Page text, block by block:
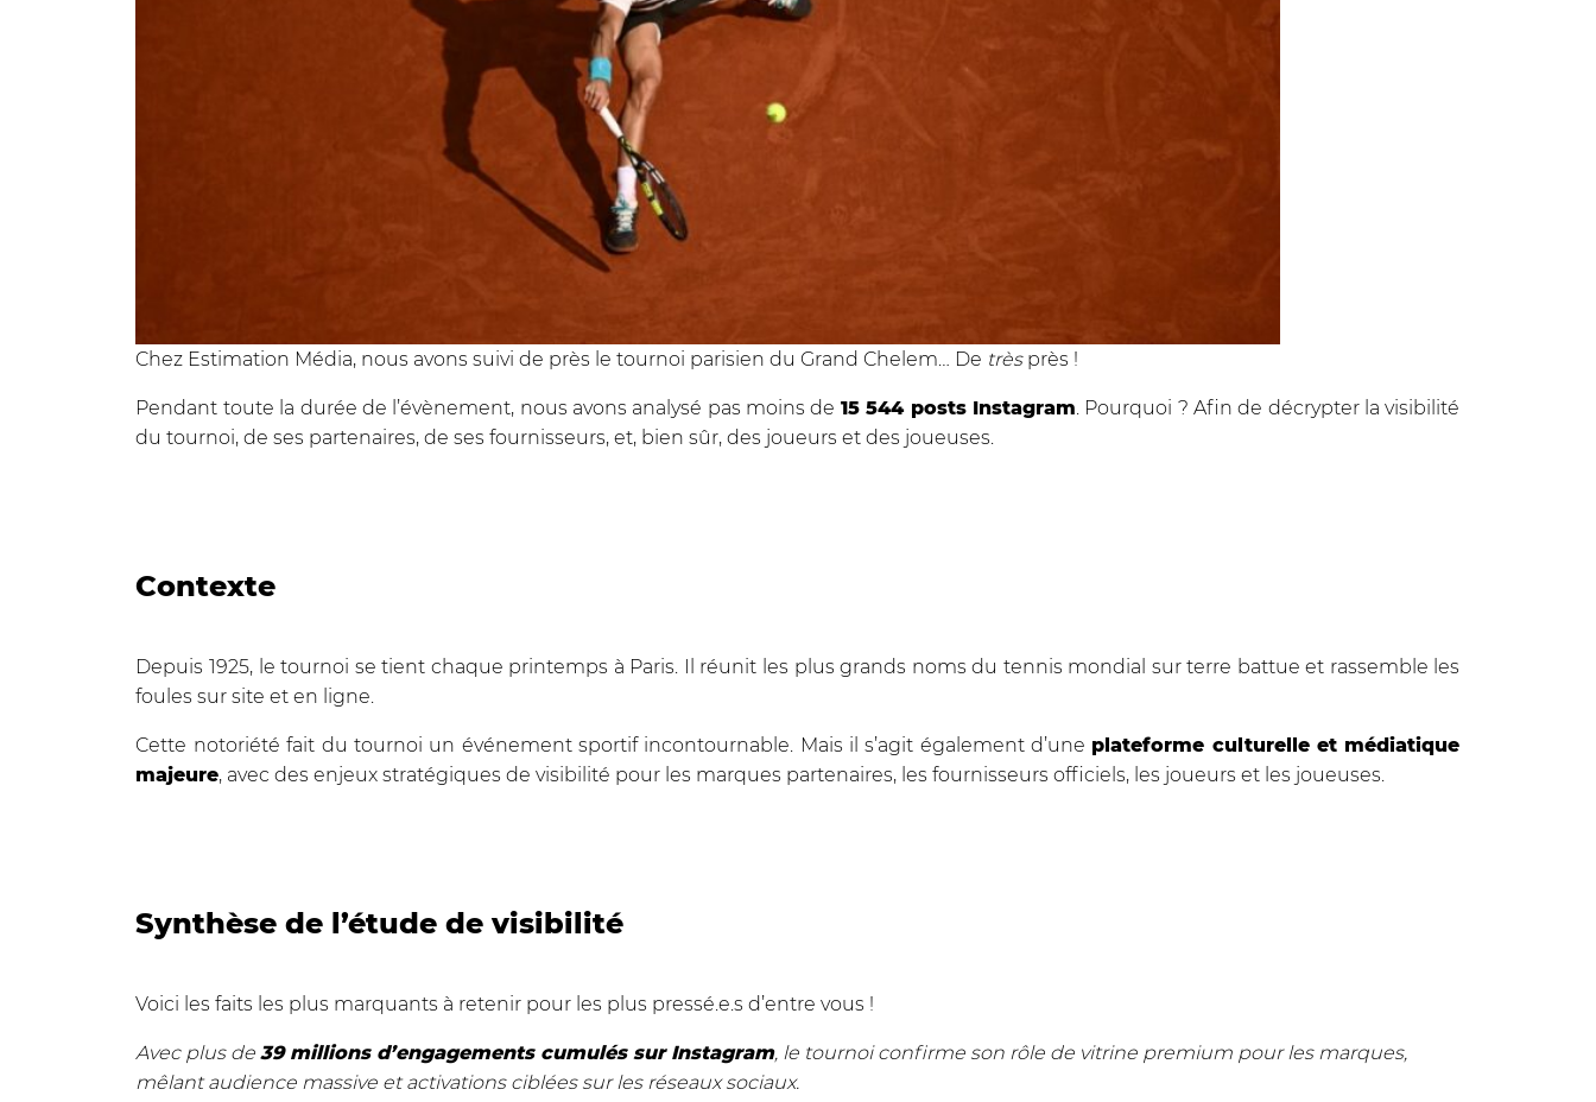
Chez Estimation Média, nous avons suivi de près le tournoi parisien du Grand Chelem… De trèsprès !
Pendant toute la durée de l’évènement, nous avons analysé pas moins de 15 544 posts Instagram. Pourquoi ? Afin de décrypter la visibilité
du tournoi, de ses partenaires, de ses fournisseurs, et, bien sûr, des joueurs et des joueuses.
Contexte
Depuis 1925, le tournoi se tient chaque printemps à Paris. Il réunit les plus grands noms du tennis mondial sur terre battue et rassemble les
foules sur site et en ligne.
Cette notoriété fait du tournoi un événement sportif incontournable. Mais il s’agit également d’une plateforme culturelle et médiatique
majeure, avec des enjeux stratégiques de visibilité pour les marques partenaires, les fournisseurs officiels, les joueurs et les joueuses.
Synthèse de l’étude de visibilité
Voici les faits les plus marquants à retenir pour les plus pressé.e.s d’entre vous !
Avec plus de39 millions d’engagementscumulés sur Instagram, le tournoi confirme son rôle de vitrine premium pour les marques,
mêlant audience massive et activations ciblées sur les réseaux sociaux.